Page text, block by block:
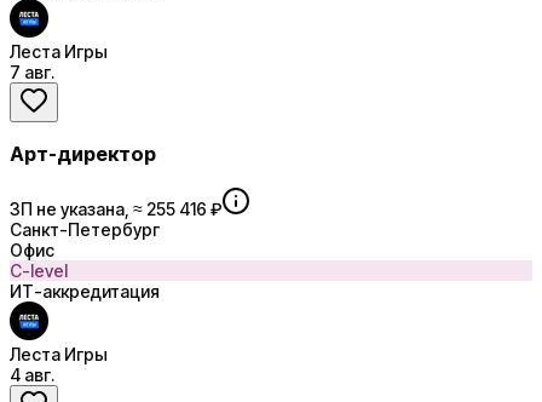
Леста Игры
7 авг.
Арт-директор
ЗП не указана, ≈ 255 416 ₽
Санкт-Петербург
Офис
C-level
ИТ-аккредитация
Леста Игры
4 авг.